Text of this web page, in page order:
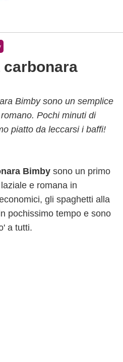
carbonara
Bimby sono un semplice
Pochi minuti di
piatto da leccarsi i baffi!
Bimby sono un primo
e romana in
gli spaghetti alla
pochissimo tempo e sono
a tutti.